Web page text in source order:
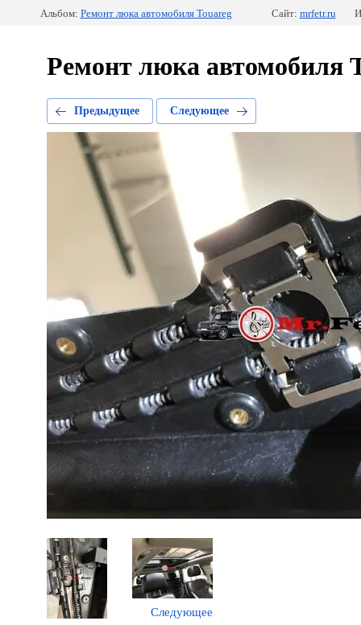
Альбом: Ремонт люка автомобиля Touareg Сайт: mrfetr.ru
Ремонт люка автомобиля
Предыдущее Следующее
Следующее